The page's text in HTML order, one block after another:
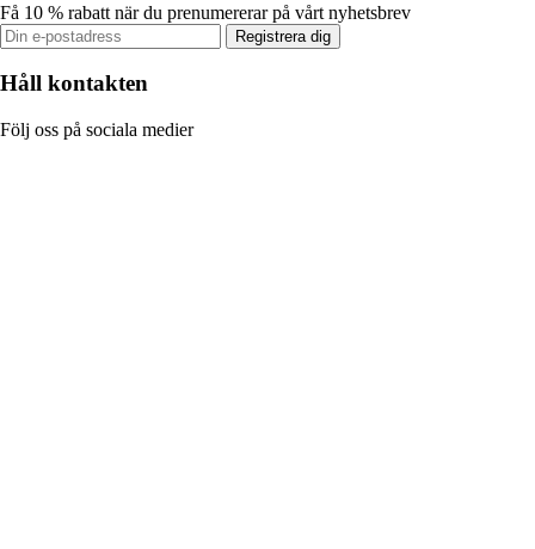
Få 10 % rabatt när du prenumererar på vårt nyhetsbrev
Registrera dig
Håll kontakten
Följ oss på sociala medier